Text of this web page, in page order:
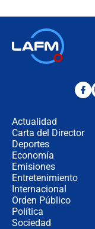
Actualidad
Carta del Director
Deportes
Economía
Emisiones
Entretenimiento
Internacional
Orden Público
Política
Sociedad